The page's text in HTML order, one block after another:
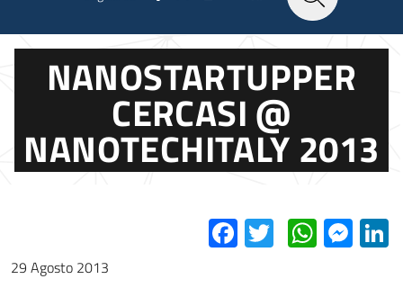
NANOSTARTUPPER
CERCASI @
NANOTECHITALY 2013
Facebook
Twitter
29 Agosto 2013